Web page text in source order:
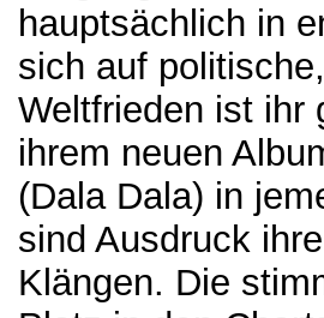
hauptsächlich in
sich auf
Weltfrieden ist ihr
ihrem neuen
(Dala Dala) in
sind Ausdruck
Klängen. Die